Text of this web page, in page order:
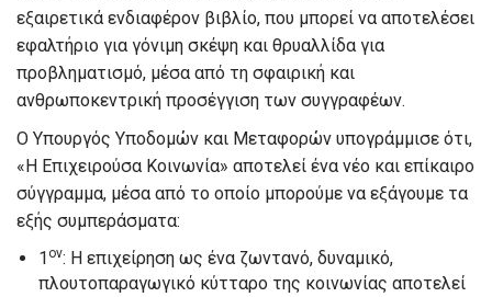
εξαιρετικά ενδιαφέρον βιβλίο, που μπορεί να αποτελέσει
εφαλτήριο για γόνιμη σκέψη και θρυαλλίδα για
προβληματισμό, μέσα από τη σφαιρική και
ανθρωποκεντρική προσέγγιση των συγγραφέων.
Ο Υπουργός Υποδομών και Μεταφορών υπογράμμισε ότι,
«Η Επιχειρούσα Κοινωνία» αποτελεί ένα νέο και επίκαιρο
σύγγραμμα, μέσα από το οποίο μπορούμε να εξάγουμε τα
εξής συμπεράσματα:
1 ον: Η επιχείρηση ως ένα ζωντανό, δυναμικό,
πλουτοπαραγωγικό κύτταρο της κοινωνίας αποτελεί